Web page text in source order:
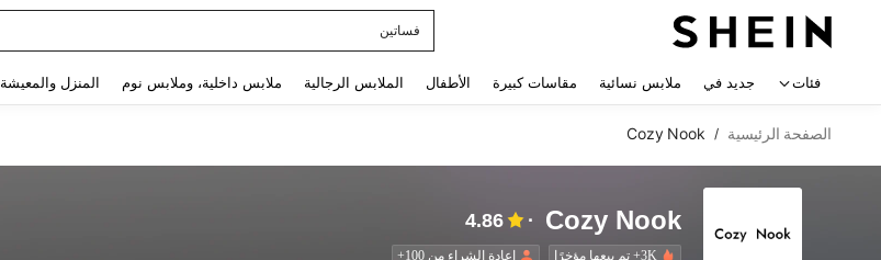
فساتين
فئات جديد في ملابس نسائية مقاسات كبيرة الأطفال الملابس الرجالية ملابس داخلية، وملابس نوم المنزل والمعيشة
الصفحة الرئيسية /
Cozy Nook
Cozy Nook
4.86
3K+ تم بيعها مؤخرًا إعادة الشراء من 100+